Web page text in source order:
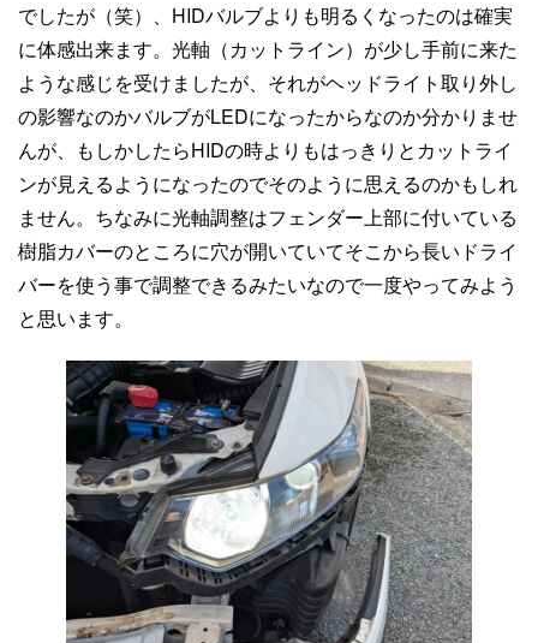
でしたが（笑）、HIDバルブよりも明るくなったのは確実
に体感出来ます。光軸（カットライン）が少し手前に来た
ような感じを受けましたが、それがヘッドライト取り外し
の影響なのかバルブがLEDになったからなのか分かりませ
んが、もしかしたらHIDの時よりもはっきりとカットライ
ンが見えるようになったのでそのように思えるのかもしれ
ません。ちなみに光軸調整はフェンダー上部に付いている
樹脂カバーのところに穴が開いていてそこから長いドライ
バーを使う事で調整できるみたいなので一度やってみよう
と思います。